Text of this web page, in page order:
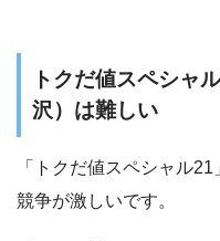
トクだ値スペシャ
沢）は難しい
「トクだ値スペシャル
競争が激しいです。